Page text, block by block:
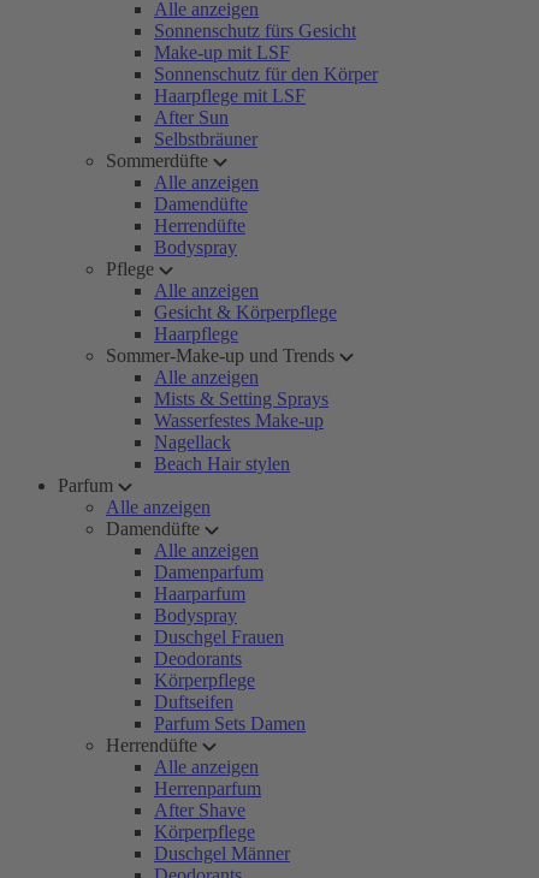
Alle anzeigen
Sonnenschutz fürs Gesicht
Make-up mit LSF
Sonnenschutz für den Körper
Haarpflege mit LSF
After Sun
Selbstbräuner
Sommerdüfte
Alle anzeigen
Damendüfte
Herrendüfte
Bodyspray
Pflege
Alle anzeigen
Gesicht & Körperpflege
Haarpflege
Sommer-Make-up und Trends
Alle anzeigen
Mists & Setting Sprays
Wasserfestes Make-up
Nagellack
Beach Hair stylen
Parfum
Alle anzeigen
Damendüfte
Alle anzeigen
Damenparfum
Haarparfum
Bodyspray
Duschgel Frauen
Deodorants
Körperpflege
Duftseifen
Parfum Sets Damen
Herrendüfte
Alle anzeigen
Herrenparfum
After Shave
Körperpflege
Duschgel Männer